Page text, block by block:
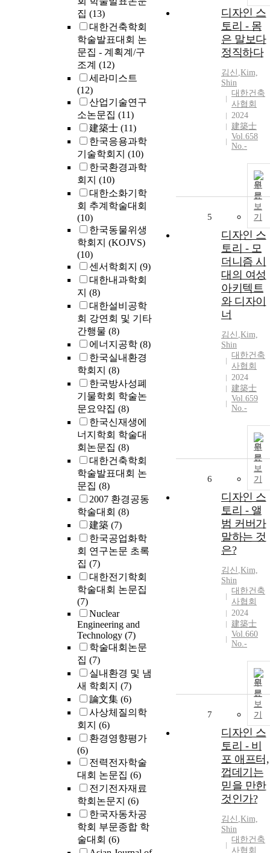
집 (13)
대한건축학회
학술발표대회 논
문집 - 계획계/구
조계 (12)
세라미스트
(12)
산업기술연구
소논문집 (11)
建築士 (11)
한국응용과학
기술학회지 (10)
한국환경과학
회지 (10)
대한소화기학
회 추계학술대회
(10)
한국동물위생
학회지 (KOJVS)
(10)
센서학회지 (9)
대한내과학회
지 (8)
대한설비공학
회 강연회 및 기타
간행물 (8)
에너지공학 (8)
한국실내환경
학회지 (8)
한국방사성폐
기물학회 학술논
문요약집 (8)
한국신재생에
너지학회 학술대
회논문집 (8)
대한건축학회
학술발표대회 논
문집 (8)
2007 환경공동
학술대회 (8)
建築 (7)
한국공업화학
회 연구논문 초록
집 (7)
대한전기학회
학술대회 논문집
(7)
Nuclear
Engineering and
Technology (7)
학술대회논문
집 (7)
실내환경 및 냄
새 학회지 (7)
論文集 (6)
사상체질의학
회지 (6)
환경영향평가
(6)
전력전자학술
대회 논문집 (6)
전기전자재료
학회논문지 (6)
한국자동차공
학회 부문종합 학
술대회 (6)
디자인 스
토리 - 몸
은 말보다
정직하다
김신 ,Kim,
Shin
대한건축
사협회
2024
建築士
Vol.658
No.-
원
문
보
기
5
디자인 스
토리 - 모
더니즘 시
대의 여성
아키텍트
와 디자이
너
김신 ,Kim,
Shin
대한건축
사협회
2024
建築士
Vol.659
No.-
원
문
보
기
6
디자인 스
토리 - 앨
범 커버가
말하는 것
은?
김신 ,Kim,
Shin
대한건축
사협회
2024
建築士
Vol.660
No.-
원
문
보
기
7
디자인 스
토리 - 비
포 애프터,
껍데기는
믿을 만한
것인가?
김신 ,Kim,
Shin
대한건축
사협회